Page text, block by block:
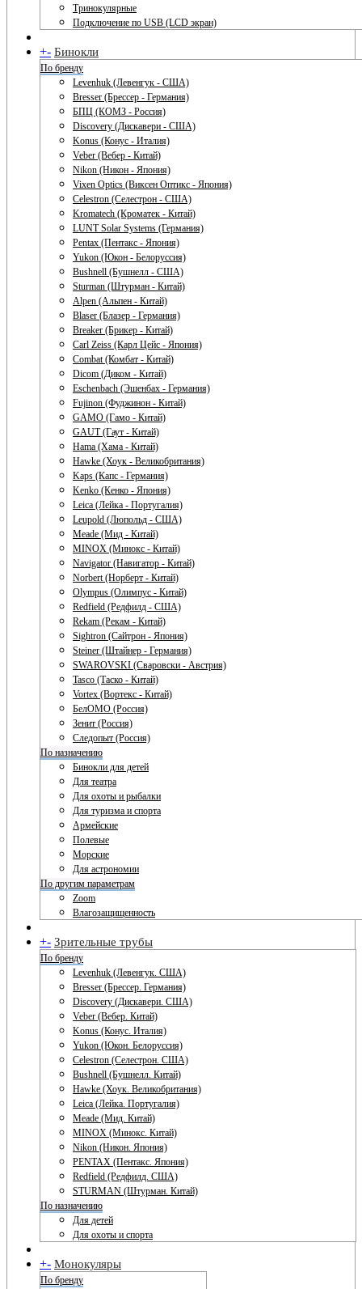
Тринокулярные
Подключение по USB (LCD экран)
+- Бинокли
По бренду
Levenhuk (Левенгук - США)
Bresser (Брессер - Германия)
БПЦ (КОМЗ - Россия)
Discovery (Дискавери - США)
Konus (Конус - Италия)
Veber (Вебер - Китай)
Nikon (Никон - Япония)
Vixen Optics (Виксен Оптикс - Япония)
Celestron (Селестрон - США)
Kromatech (Кроматек - Китай)
LUNT Solar Systems (Германия)
Pentax (Пентакс - Япония)
Yukon (Юкон - Белоруссия)
Bushnell (Бушнелл - США)
Sturman (Штурман - Китай)
Alpen (Альпен - Китай)
Blaser (Блазер - Германия)
Breaker (Брикер - Китай)
Carl Zeiss (Карл Цейс - Япония)
Combat (Комбат - Китай)
Dicom (Диком - Китай)
Eschenbach (Эшенбах - Германия)
Fujinon (Фуджинон - Китай)
GAMO (Гамо - Китай)
GAUT (Гаут - Китай)
Hama (Хама - Китай)
Hawke (Хоук - Великобритания)
Kaps (Капс - Германия)
Kenko (Кенко - Япония)
Leica (Лейка - Португалия)
Leupold (Люпольд - США)
Meade (Мид - Китай)
MINOX (Минокс - Китай)
Navigator (Навигатор - Китай)
Norbert (Норберт - Китай)
Olympus (Олимпус - Китай)
Redfield (Редфилд - США)
Rekam (Рекам - Китай)
Sightron (Сайтрон - Япония)
Steiner (Штайнер - Германия)
SWAROVSKI (Сваровски - Австрия)
Tasco (Таско - Китай)
Vortex (Вортекс - Китай)
БелОМО (Россия)
Зенит (Россия)
Следопыт (Россия)
По назначению
Бинокли для детей
Для театра
Для охоты и рыбалки
Для туризма и спорта
Армейские
Полевые
Морские
Для астрономии
По другим параметрам
Zoom
Влагозащищенность
+- Зрительные трубы
По бренду
Levenhuk (Левенгук. США)
Bresser (Брессер. Германия)
Discovery (Дискавери. США)
Veber (Вебер. Китай)
Konus (Конус. Италия)
Yukon (Юкон. Белоруссия)
Celestron (Селестрон. США)
Bushnell (Бушнелл. Китай)
Hawke (Хоук. Великобритания)
Leica (Лейка. Португалия)
Meade (Мид. Китай)
MINOX (Минокс. Китай)
Nikon (Никон. Япония)
PENTAX (Пентакс. Япония)
Redfield (Редфилд. США)
STURMAN (Штурман. Китай)
По назначению
Для детей
Для охоты и спорта
+- Монокуляры
По бренду